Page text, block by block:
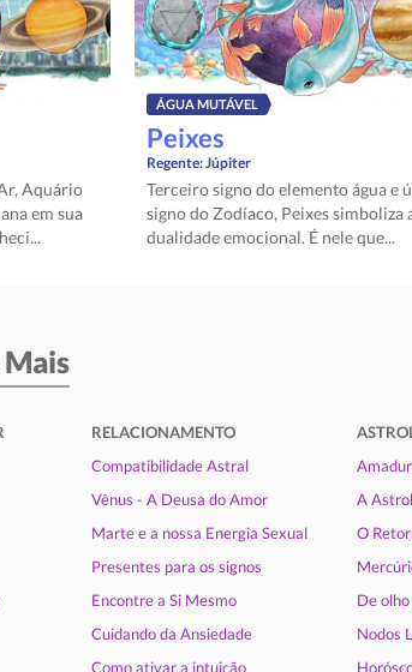
Aquário
em sua
ÁGUA MUTÁVEL
Peixes
Regente:Júpiter
Terceiro signo do elemento água e
signo do Zodíaco, Peixes simboliza
dualidade emocional. É nele que...
RELACIONAMENTO
Compatibilidade Astral
Vênus - A Deusa do Amor
Marte e a nossa Energia Sexual
Presentes para os signos
Encontre a Si Mesmo
Cuidando da Ansiedade
Como ativar a intuição
A
O
De
Nodos